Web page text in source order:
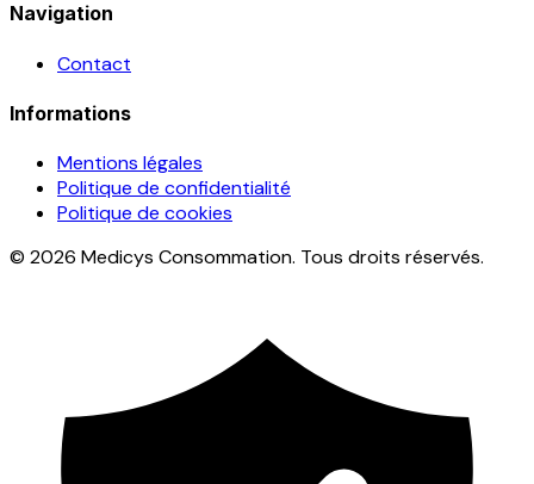
Navigation
Contact
Informations
Mentions légales
Politique de confidentialité
Politique de cookies
© 2026 Medicys Consommation. Tous droits réservés.